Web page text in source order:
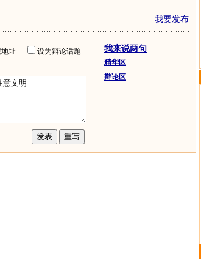
我要发布
地址
设为辩论话题
我来说两句
精华区
辩论区